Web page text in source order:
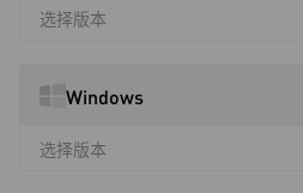
选择版本
Windows
选择版本